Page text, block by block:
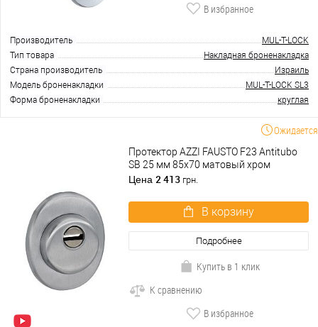
В избранное
Производитель
MUL-T-LOCK
Тип товара
Накладная броненакладка
Страна производитель
Израиль
Модель броненакладки
MUL-T-LOCK SL3
Форма броненакладки
круглая
Ожидается
Протектор AZZI FAUSTO F23 Antitubo
SB 25 мм 85х70 матовый хром
Цена 2 413 грн.
В корзину
Подробнее
Купить в 1 клик
К сравнению
В избранное